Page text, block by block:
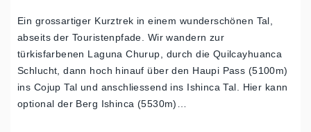
Ein grossartiger Kurztrek in einem wunderschönen Tal,
abseits der Touristenpfade. Wir wandern zur
türkisfarbenen Laguna Churup, durch die Quilcayhuanca
Schlucht, dann hoch hinauf über den Haupi Pass (5100m)
ins Cojup Tal und anschliessend ins Ishinca Tal. Hier kann
optional der Berg Ishinca (5530m)…